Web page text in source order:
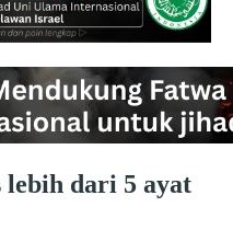
lebih dari 5 ayat